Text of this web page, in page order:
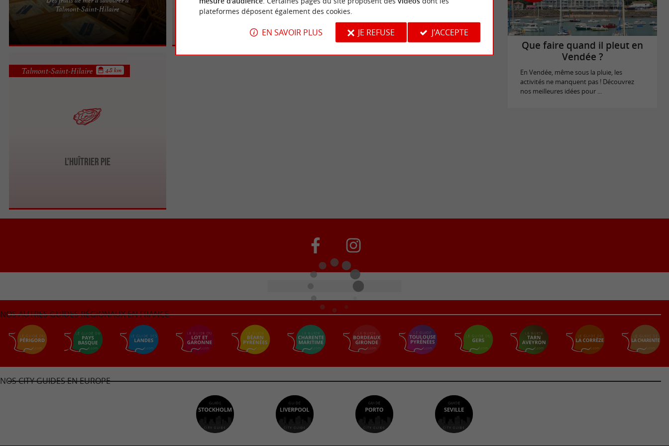
Talmont-Saint-Hilaire
Un ostréiculteur passionné en plein cœur de la
Vendée La Cabane du Payré, c'est avant tout une
L'HUÎTRIER PIE
Talmont-Saint-Hilaire 4.8 km
Que faire quand il pleut en
Vendée ?
En Vendée, même sous la pluie, les
activités ne manquent pas ! Découvrez
nos meilleures idées pour ...
NOS AUTRES GUIDES RÉGIONAUX EN FRANCE
NOS CITY GUIDES EN EUROPE
plateformes déposent également des cookies.
EN SAVOIR PLUS JE REFUSE J'ACCEPTE